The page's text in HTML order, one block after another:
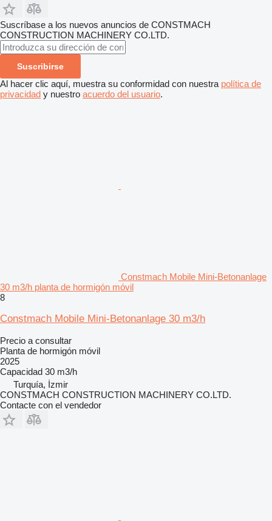
Suscríbase a los nuevos anuncios de CONSTMACH
CONSTRUCTION MACHINERY CO.LTD.
Suscribirse
Al hacer clic aquí, muestra su conformidad con nuestra política de
privacidad y nuestro acuerdo del usuario.
Constmach Mobile Mini-Betonanlage
30 m3/h planta de hormigón móvil
8
Constmach Mobile Mini-Betonanlage 30 m3/h
Precio a consultar
Planta de hormigón móvil
2025
Capacidad 30 m3/h
Turquía, İzmir
CONSTMACH CONSTRUCTION MACHINERY CO.LTD.
Contacte con el vendedor